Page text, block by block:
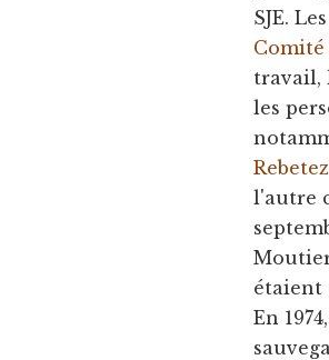
SJE.
travail,
les
Rebetez
l'autre
étaient
En